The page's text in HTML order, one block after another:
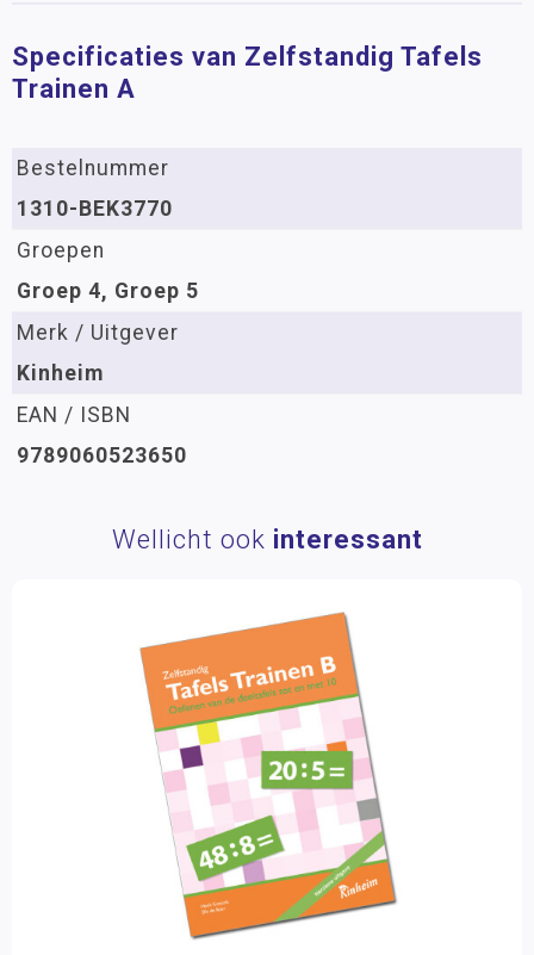
Specificaties van Zelfstandig Tafels
Trainen A
Bestelnummer
1310-BEK3770
Groepen
Groep 4, Groep 5
Merk / Uitgever
Kinheim
EAN / ISBN
9789060523650
Wellicht ook interessant